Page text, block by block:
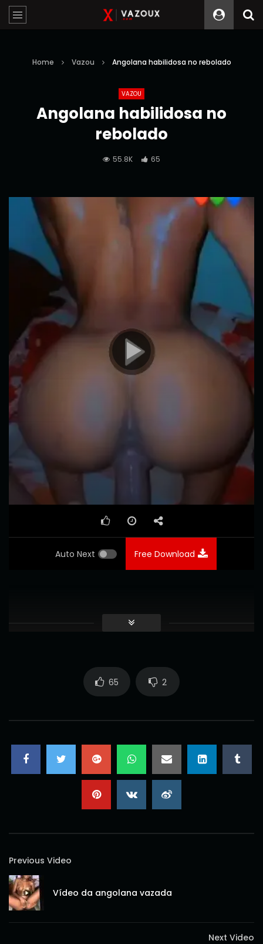
Home Vazou Angolana habilidosa no rebolado
VAZOU
Angolana habilidosa no
rebolado
55.8K 65
Reprodutor
Auto Next Free Download
65 2
Previous Video
Vídeo da angolana vazada
Next Video